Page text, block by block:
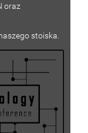
oraz
stoiska.